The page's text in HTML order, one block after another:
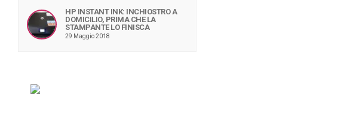
HP INSTANT INK: INCHIOSTRO A
DOMICILIO, PRIMA CHE LA
STAMPANTE LO FINISCA
29 Maggio 2018